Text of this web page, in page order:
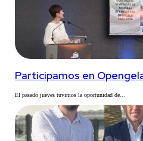
Participamos en
El pasado jueves tuvimos la oportunidad de...